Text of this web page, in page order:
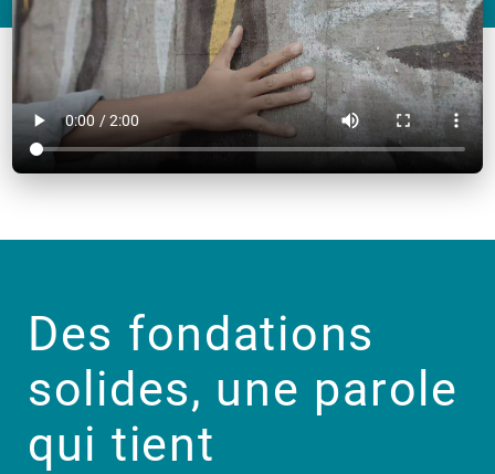
file
Des fondations
solides, une parole
qui tient